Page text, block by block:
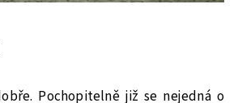
Pochopitelně již se nejedná o